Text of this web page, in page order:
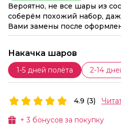
Вероятно, не все шары из
соберём похожий набор,
Вами замены после
Накачка шаров
1-5 дней полёта 2-14
+3 бонусов за покупку
4.9 (3)